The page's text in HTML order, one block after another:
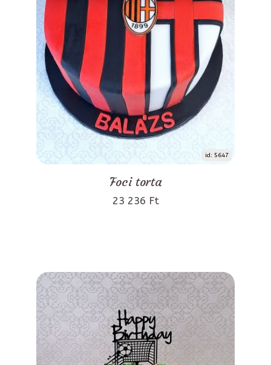
id: 5647
Foci torta
23 236 Ft